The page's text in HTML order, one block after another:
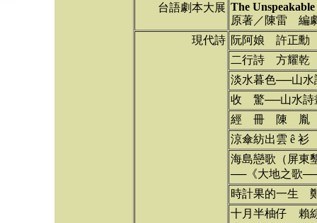
台語劇本大展 The Unspeakable
原著／陳雷 編
現代詩 阮阿娘 許正勳
二行詩 方耀乾
淡水暮色──山
收 驚──山水詩
經 冊 陳 胤
涼傘紡出雲 ê
海島戀歌（屏東
──《大地之歌
時計果的一生
十月半柚仔 賴